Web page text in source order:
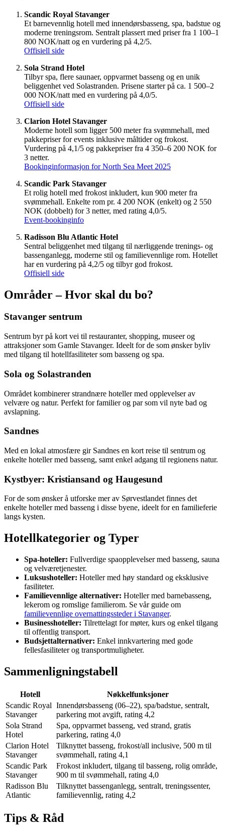
Scandic Royal Stavanger
Et barnevennlig hotell med innendørsbasseng, spa, badstue og
moderne treningsrom. Sentralt plassert med priser fra 1 100–1
800 NOK/natt og en vurdering på 4,2/5.
Offisiell side
Sola Strand Hotel
Tilbyr spa, flere saunaer, oppvarmet basseng og en unik
beliggenhet ved Solastranden. Prisene starter på ca. 1 500–2
000 NOK/natt med en vurdering på 4,0/5.
Offisiell side
Clarion Hotel Stavanger
Moderne hotell som ligger 500 meter fra svømmehall, med
pakkepriser for events inklusive måltider og frokost.
Vurdering på 4,1/5 og pakkepriser fra 4 350–6 200 NOK for
3 netter.
Bookinginformasjon for North Sea Meet 2025
Scandic Park Stavanger
Et rolig hotell med frokost inkludert, kun 900 meter fra
svømmehall. Enkelte rom pr. 4 200 NOK (enkelt) og 2 550
NOK (dobbelt) for 3 netter, med rating 4,0/5.
Event-bookinginfo
Radisson Blu Atlantic Hotel
Sentral beliggenhet med tilgang til nærliggende trenings- og
bassenganlegg, moderne stil og familievennlige rom. Hotellet
har en vurdering på 4,2/5 og tilbyr god frokost.
Offisiell side
Områder – Hvor skal du bo?
Stavanger sentrum
Sentrum byr på kort vei til restauranter, shopping, museer og
attraksjoner som Gamle Stavanger. Ideelt for de som ønsker byliv
med tilgang til hotellfasiliteter som basseng og spa.
Sola og Solastranden
Området kombinerer strandnære hoteller med opplevelser av
velvære og natur. Perfekt for familier og par som vil nyte bad og
avslapning.
Sandnes
Med en lokal atmosfære gir Sandnes en kort reise til sentrum og
enkelte hoteller med basseng, samt enkel adgang til regionens natur.
Kystbyer: Kristiansand og Haugesund
For de som ønsker å utforske mer av Sørvestlandet finnes det
enkelte hoteller med basseng i disse byene, ideelt for en familieferie
langs kysten.
Hotellkategorier og Typer
Spa-hoteller: Fullverdige spaopplevelser med basseng, sauna
og velværetjenester.
Luksushoteller: Hoteller med høy standard og eksklusive
fasiliteter.
Familievennlige alternativer: Hoteller med barnebasseng,
lekerom og romslige familierom. Se vår guide om
familievennlige overnattingssteder i Stavanger.
Businesshoteller: Tilrettelagt for møter, kurs og enkel tilgang
til offentlig transport.
Budsjettalternativer: Enkel innkvartering med gode
fellesfasiliteter og transportmuligheter.
Sammenligningstabell
Hotell
Nøkkelfunksjoner
Scandic Royal
Stavanger
Innendørsbasseng (06–22), spa/badstue, sentralt,
parkering mot avgift, rating 4,2
Sola Strand
Hotel
Spa, oppvarmet basseng, ved strand, gratis
parkering, rating 4,0
Clarion Hotel
Stavanger
Tilknyttet basseng, frokost/all inclusive, 500 m til
svømmehall, rating 4,1
Scandic Park
Stavanger
Frokost inkludert, tilgang til basseng, rolig område,
900 m til svømmehall, rating 4,0
Radisson Blu
Atlantic
Tilknyttet bassenganlegg, sentralt, treningssenter,
familievennlig, rating 4,2
Tips & Råd